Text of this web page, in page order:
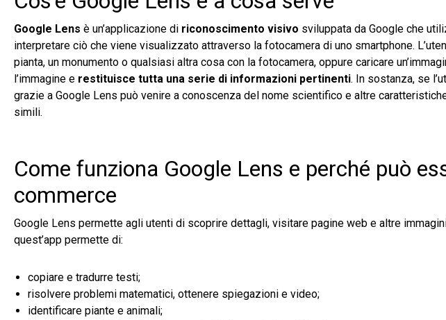
Google Lens è un’applicazione di riconoscimento visivo sviluppata da Google che
interpretare ciò che viene visualizzato attraverso la fotocamera di uno smartphone.
pianta, un monumento o qualsiasi altra cosa con la fotocamera, oppure caricare
l’immagine e restituisce tutta una serie di informazioni pertinenti. In sostanza, se
grazie a Google Lens può venire a conoscenza del nome scientifico e altre
simili.
Come funziona Google Lens e perché può
commerce
Google Lens permette agli utenti di scoprire dettagli, visitare pagine web e altre
quest’app permette di:
copiare e tradurre testi;
risolvere problemi matematici, ottenere spiegazioni e video;
identificare piante e animali;